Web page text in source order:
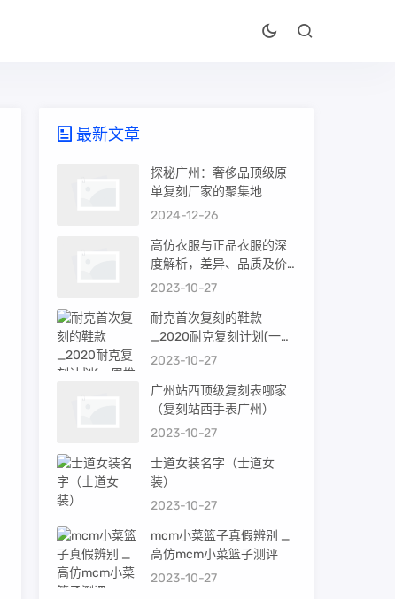
最新文章
探秘广州：奢侈品顶级原
单复刻厂家的聚集地
2024-12-26
高仿衣服与正品衣服的深
度解析，差异、品质及价
值
2023-10-27
耐克首次复刻的鞋款
_2020耐克复刻计划(一周
推荐)
2023-10-27
广州站西顶级复刻表哪家
（复刻站西手表广州）
2023-10-27
士道女装名字（士道女
装）
2023-10-27
mcm小菜篮子真假辨别 _
高仿mcm小菜篮子测评
2023-10-27